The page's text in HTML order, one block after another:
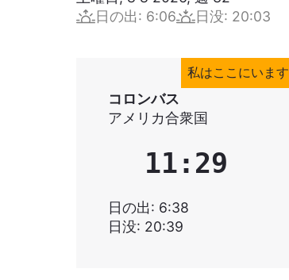
日の出: 6:06 日没: 20:03
私はここにいます
コロンバス
アメリカ合衆国
11:29
日の出: 6:38
日没: 20:39